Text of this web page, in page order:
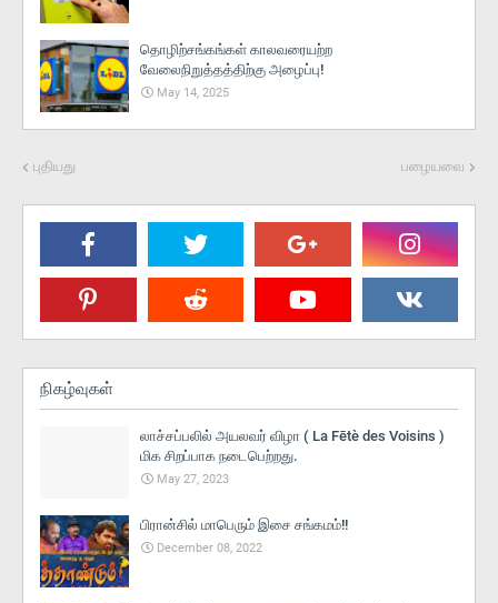
தொழிற்சங்கங்கள் காலவரையற்ற
வேலைநிறுத்தத்திற்கு அழைப்பு!
May 14, 2025
புதியது பழையவை
நிகழ்வுகள்
லாச்சப்பலில் அயலவர் விழா ( La Fētè des Voisins )
மிக சிறப்பாக நடைபெற்றது.
May 27, 2023
பிரான்சில் மாபெரும் இசை சங்கமம்!!
December 08, 2022